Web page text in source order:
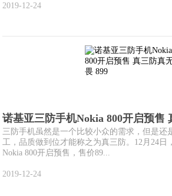
2019-12-24
诺基亚三防手机Nokia 800开启预售
三防手机虽然是一个比较小众的需求，但是还
工，品质做到位才能称之为真三防。12月24
Nokia 800开启预售，售价89...
2019-12-24